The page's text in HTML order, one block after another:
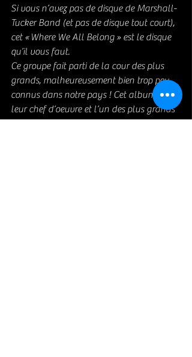
Si vous n’avez pas de disque de Marshall-
Tucker Band (et pas de disque tout court),
cet « Where We All Belong » est le disque
qu’il vous faut.
Ce groupe fait parti de la cour des plus
grands, malheureusement bien trop peu
connus dans notre pays ! Cet album est
leur chef d’oeuvre et l’un des plus grands